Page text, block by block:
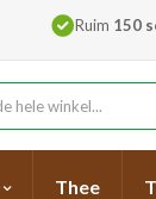
Ruim 150
Thee